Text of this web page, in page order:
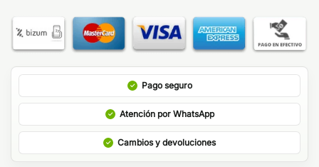
Pago seguro
Atención por WhatsApp
Cambios y devoluciones